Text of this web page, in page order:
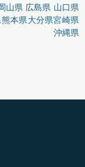
山県 広島県 山口県
熊本県大分県宮崎県
沖縄県